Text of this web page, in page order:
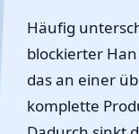
Häufig
blockierter
das an einer
komplette